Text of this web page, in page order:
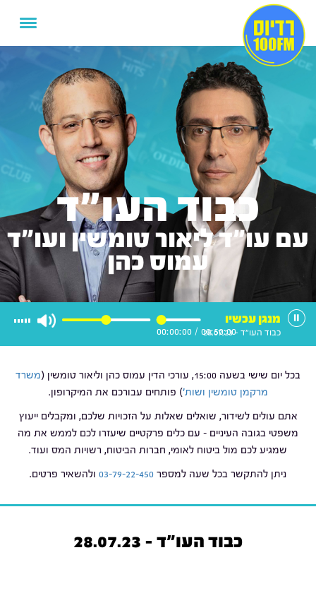
כבוד העו"ד
עם עו"ד ליאור טומשין ועו"ד
עמוס כהן
00:50:00
/
00:00:00
מנגן עכשיו
כבוד העו"ד - 28.07.23
בכל יום שישי בשעה 15:00, עורכי הדין עמוס כהן וליאור טומשין (
משרד
מרקמן טומשין ושות') פותחים עבורכם את המיקרופון.
אתם עולים לשידור, שואלים שאלות על הזכויות שלכם, ומקבלים ייעוץ
משפטי בגובה העיניים – עם כלים פרקטיים שיעזרו לכם לממש את מה
שמגיע לכם מול ביטוח לאומי, חברות הביטוח, רשויות המס ועוד.
ניתן להתקשר בכל שעה למספר 03-79-22-450 ולהשאיר פרטים.
כבוד העו"ד - 28.07.23